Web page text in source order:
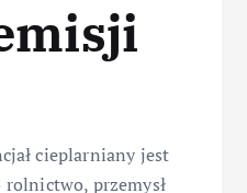
cieplarniany jest
rolnictwo, przemysł